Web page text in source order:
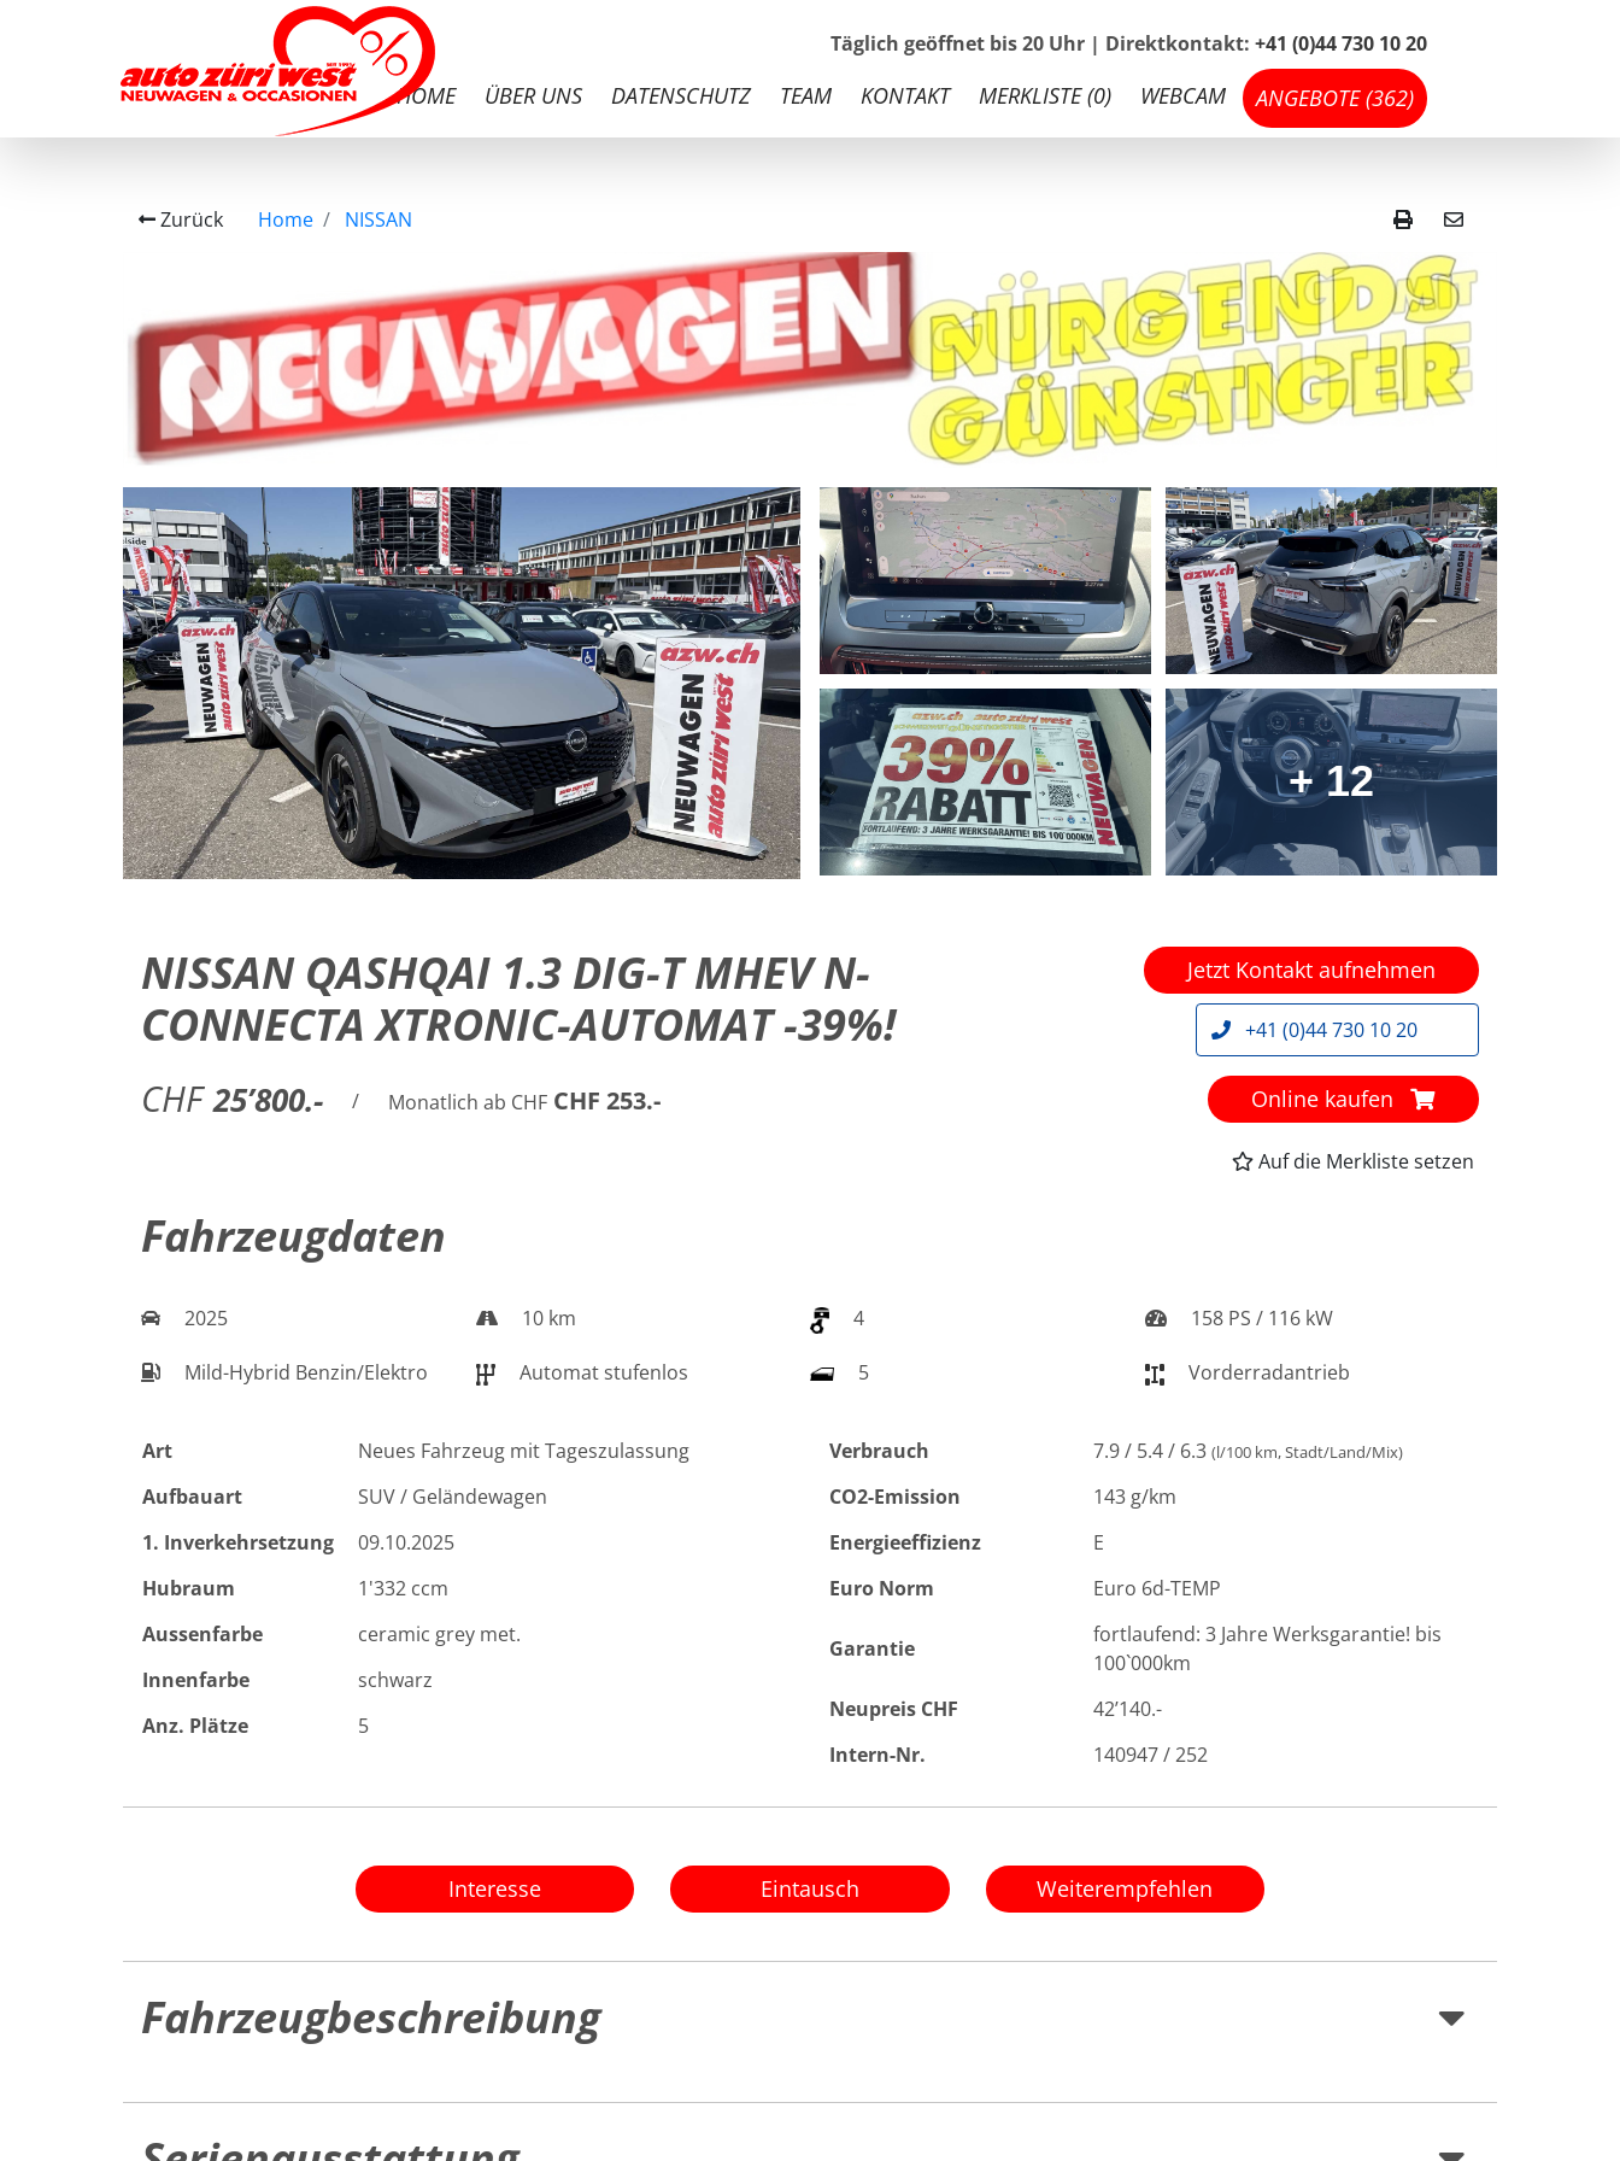
Täglich geöffnet bis 20 Uhr | Direktkontakt: +41 (0)44 730 10 20
HOME ÜBER UNS DATENSCHUTZ TEAM KONTAKT MERKLISTE (0) WEBCAM ANGEBOTE (362)
Zurück Home NISSAN
+ 12
NISSAN QASHQAI 1.3 DIG-T MHEV N-
CONNECTA XTRONIC-AUTOMAT -39%!
CHF 25’800.- / Monatlich ab CHF CHF 253.-
Jetzt Kontakt aufnehmen
+41 (0)44 730 10 20
Online kaufen
Auf die Merkliste setzen
Fahrzeugdaten
2025 10 km 4 158 PS / 116 kW
Mild-Hybrid Benzin/Elektro Automat stufenlos 5 Vorderradantrieb
Art
Neues Fahrzeug mit Tageszulassung
Aufbauart
SUV / Geländewagen
1. Inverkehrsetzung
09.10.2025
Hubraum
1'332 ccm
Aussenfarbe
ceramic grey met.
Innenfarbe
schwarz
Anz. Plätze
5
Verbrauch 7.9 / 5.4 / 6.3 (l/100 km, Stadt/Land/Mix)
CO2-Emission
143 g/km
Energieeffizienz
E
Euro Norm
Euro 6d-TEMP
Garantie
fortlaufend: 3 Jahre Werksgarantie! bis
100`000km
Neupreis CHF
42’140.-
Intern-Nr.
140947 / 252
Interesse Eintausch Weiterempfehlen
Fahrzeugbeschreibung